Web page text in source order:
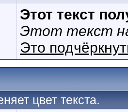
Этот текст
Этот текст
Это
цвет текста.